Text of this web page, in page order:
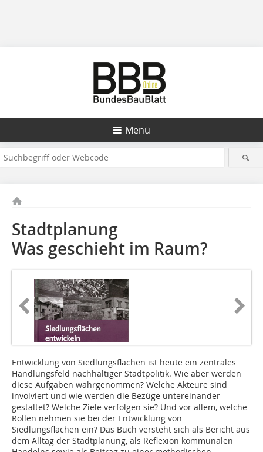
Menü
Stadtplanung
Was geschieht im Raum?
Entwicklung von Siedlungsflächen ist heute ein zentrales
Handlungsfeld nachhaltiger Stadtpolitik. Wie aber werden
diese Aufgaben wahrgenommen? Welche Akteure sind
involviert und wie werden die Bezüge untereinander
gestaltet? Welche Ziele verfolgen sie? Und vor allem, welche
Rollen nehmen sie bei der Entwicklung von
Siedlungsflächen ein? Das Buch versteht sich als Bericht aus
dem Alltag der Stadtplanung, als Reflexion kommunalen